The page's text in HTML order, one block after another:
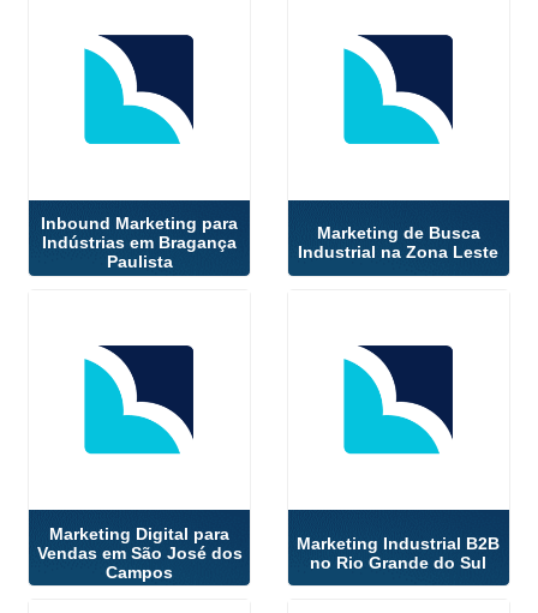
Inbound Marketing para
Indústrias em Bragança
Paulista
Marketing de Busca
Industrial na Zona Leste
Marketing Digital para
Vendas em São José dos
Campos
Marketing Industrial B2B
no Rio Grande do Sul